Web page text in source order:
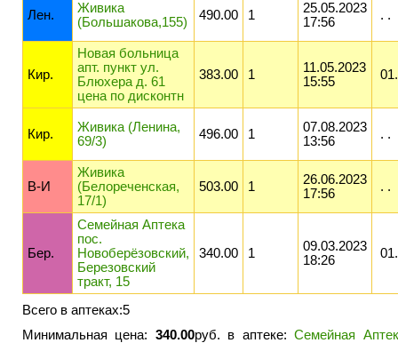
Лeн.
Живика
(Большакова,155)
490.00 1
25.05.2023
17:56
. .
Кир.
Новая больница
апт. пункт ул.
Блюхера д. 61
цена по дисконтн
383.00 1
11.05.2023
15:55
Кир.
Живика (Ленина,
69/3)
496.00 1
07.08.2023
13:56
. .
В-И
Живика
(Белореченская,
17/1)
503.00 1
26.06.2023
17:56
. .
Бер.
Семейная Аптека
пос.
Новоберёзовский,
Березовский
тракт, 15
340.00 1
09.03.2023
18:26
Всего в аптеках:5
Минимальная цена: 340.00руб. в аптеке:Семейная